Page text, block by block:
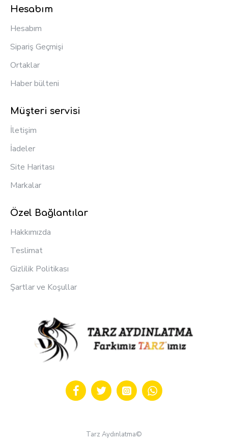
Hesabım
Hesabım
Sipariş Geçmişi
Ortaklar
Haber bülteni
Müşteri servisi
İletişim
İadeler
Site Haritası
Markalar
Özel Bağlantılar
Hakkımızda
Teslimat
Gizlilik Politikası
Şartlar ve Koşullar
Tarz Aydınlatma©